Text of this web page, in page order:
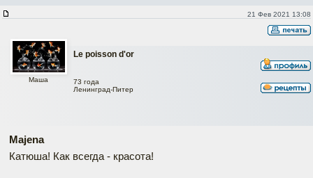
21 Фев 2021 13:08
Le poisson d'or
Маша
73 года
Ленинград-Питер
Majena
Катюша! Как всегда - красота!